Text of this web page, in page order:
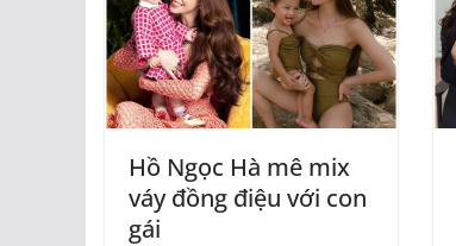
Hồ Ngọc Hà mê mix
váy đồng điệu với con
gái